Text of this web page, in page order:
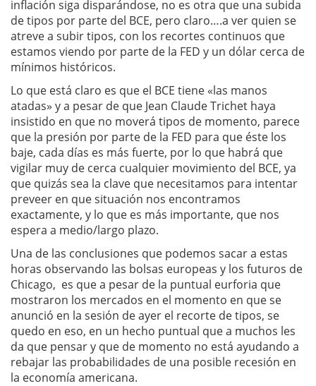
inflación siga disparándose, no es otra que una subida
de tipos por parte del BCE, pero claro….a ver quien se
atreve a subir tipos, con los recortes continuos que
estamos viendo por parte de la FED y un dólar cerca de
mínimos históricos.
Lo que está claro es que el BCE tiene «las manos
atadas» y a pesar de que Jean Claude Trichet haya
insistido en que no moverá tipos de momento, parece
que la presión por parte de la FED para que éste los
baje, cada días es más fuerte, por lo que habrá que
vigilar muy de cerca cualquier movimiento del BCE, ya
que quizás sea la clave que necesitamos para intentar
preveer en que situación nos encontramos
exactamente, y lo que es más importante, que nos
espera a medio/largo plazo.
Una de las conclusiones que podemos sacar a estas
horas observando las bolsas europeas y los futuros de
Chicago, es que a pesar de la puntual eurforia que
mostraron los mercados en el momento en que se
anunció en la sesión de ayer el recorte de tipos, se
quedo en eso, en un hecho puntual que a muchos les
da que pensar y que de momento no está ayudando a
rebajar las probabilidades de una posible recesión en
la economía americana.